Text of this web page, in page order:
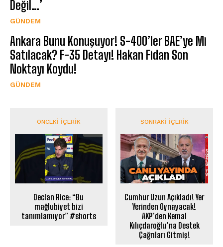
Değil…’
GÜNDEM
Ankara Bunu Konuşuyor! S-400’ler BAE’ye Mi
Satılacak? F-35 Detayı! Hakan Fidan Son
Noktayı Koydu!
GÜNDEM
ÖNCEKI İÇERIK
Declan Rice: “Bu
mağlubiyet bizi
tanımlamıyor” #shorts
SONRAKI İÇERIK
Cumhur Uzun Açıkladı! Yer
Yerinden Oynayacak!
AKP’den Kemal
Kılıçdaroğlu’na Destek
Çağrıları Gitmiş!